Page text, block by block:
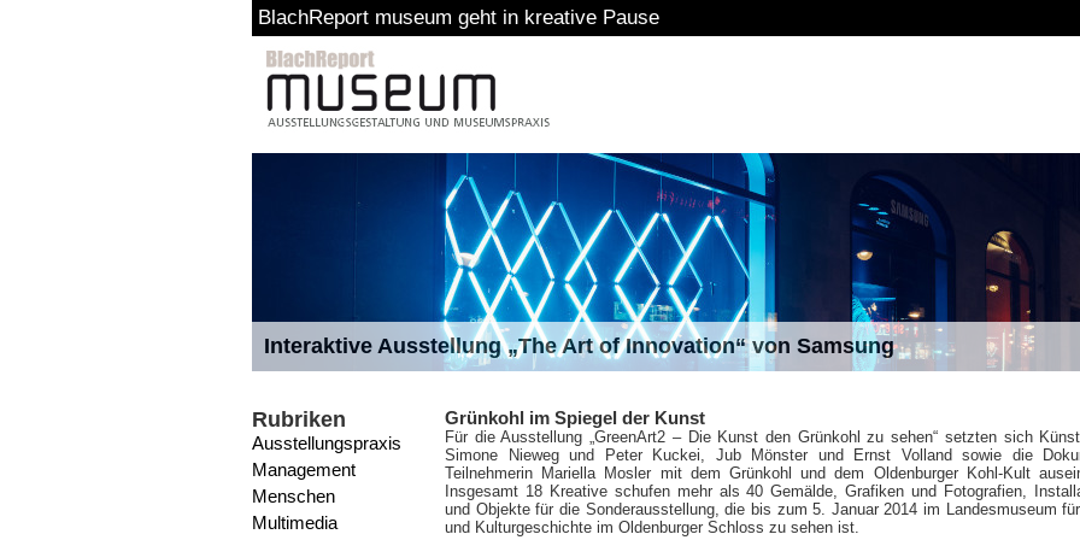
BlachReport museum geht in kreative Pause
Interaktive Ausstellung „The Art of Innovation“ von Samsung
Rubriken
Ausstellungspraxis
Management
Menschen
Multimedia
Grünkohl im Spiegel der Kunst
Für die Ausstellung „GreenArt2 – Die Kunst den Grünkohl zu sehen“ setzten sich
Simone Nieweg und Peter Kuckei, Jub Mönster und Ernst Volland sowie die
Teilnehmerin Mariella Mosler mit dem Grünkohl und dem Oldenburger Kohl-Kult
Insgesamt 18 Kreative schufen mehr als 40 Gemälde, Grafiken und Fotografien,
und Objekte für die Sonderausstellung, die bis zum 5. Januar 2014 im Landesmuseum
und Kulturgeschichte im Oldenburger Schloss zu sehen ist.